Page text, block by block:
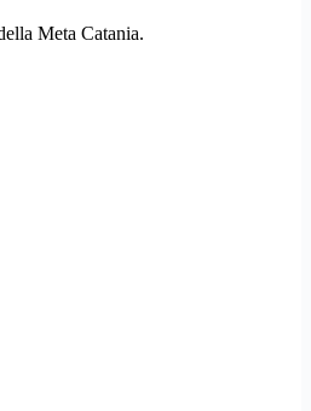
Meta Catania.